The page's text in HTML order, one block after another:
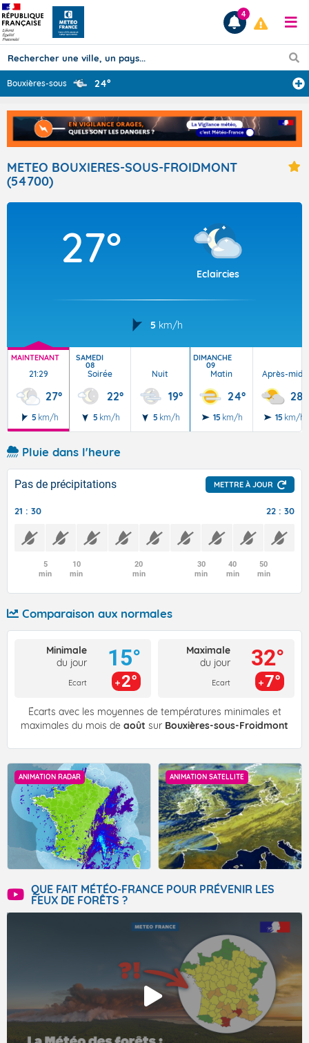
Prévisions
TOUS LES RÉSULTATS
4
Bouxières-sous- ... 24°
METEO BOUXIERES-SOUS-FROIDMONT
(54700)
27°
Eclaircies
5 km/h
MAINTENANT
21:29
27°
5 km/h
SAMEDI
08
Soirée
22°
5 km/h
Nuit
19°
5 km/h
DIMANCHE
09
Matin
24°
15 km/h
Après-midi
28°
15 km/h
Pluie dans l'heure
Pas de précipitations METTRE À JOUR
21 : 30 22 : 30
5
min
10
min
20
min
30
min
40
min
50
min
Comparaison aux normales
Minimale
du jour
Ecart
15°
2°
Maximale
du jour
Ecart
32°
7°
Écarts avec les moyennes de températures minimales et
maximales du mois de août sur Bouxières-sous-Froidmont
ANIMATION RADAR ANIMATION SATELLITE
QUE FAIT MÉTÉO-FRANCE POUR PRÉVENIR LES
FEUX DE FORÊTS ?